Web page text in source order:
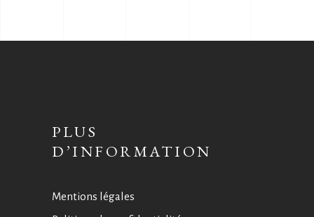
PLUS
D’INFORMATION
Mentions légales